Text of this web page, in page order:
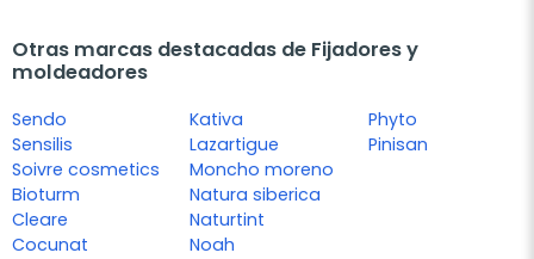
Otras marcas destacadas de Fijadores y
moldeadores
Sendo
Sensilis
Soivre cosmetics
Bioturm
Cleare
Cocunat
Kativa
Lazartigue
Moncho moreno
Natura siberica
Naturtint
Noah
Phyto
Pinisan